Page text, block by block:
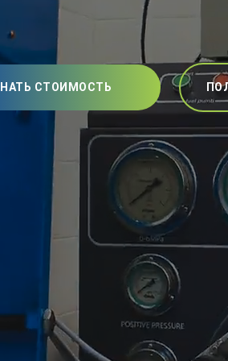
СТОИМОСТЬ